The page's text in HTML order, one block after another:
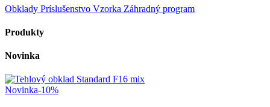
Obklady Príslušenstvo Vzorka Záhradný program
Produkty
Novinka
Novinka-10%